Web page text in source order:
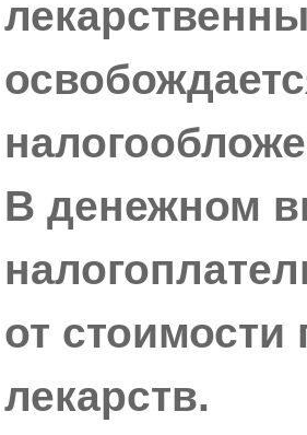
В денежном
от
лекарств.